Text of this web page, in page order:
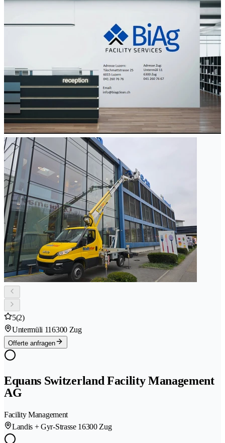
5(2)
Untermüli 116300 Zug
Offerte anfragen
Equans Switzerland Facility Management
AG
Facility Management
Landis + Gyr-Strasse 16300 Zug